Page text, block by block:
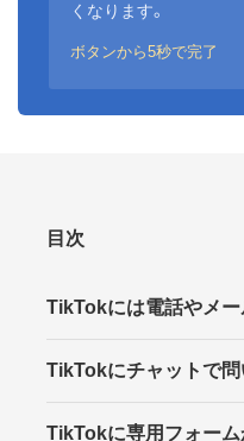
くなります。
ボタンから5秒で完了
目次
TikTokには電話やメ
TikTokにチャットで
TikTokに専用フォー